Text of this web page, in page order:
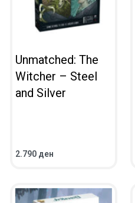
Unmatched: The
Witcher – Steel
and Silver
2.790 ден
ВО КОШНИЧКА